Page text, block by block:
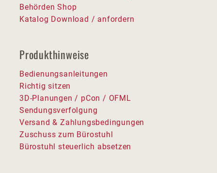
Behörden Shop
Katalog Download / anfordern
Produkthinweise
Bedienungsanleitungen
Richtig sitzen
3D-Planungen / pCon / OFML
Sendungsverfolgung
Versand & Zahlungsbedingungen
Zuschuss zum Bürostuhl
Bürostuhl steuerlich absetzen